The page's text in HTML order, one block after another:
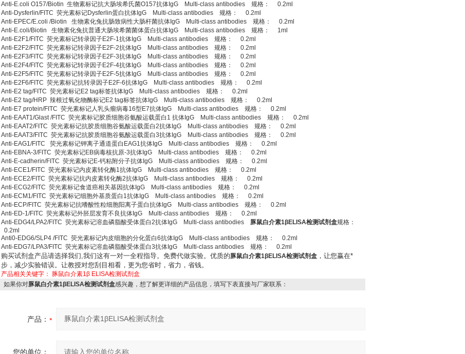
Anti-E.coli O157/Biotin 生物素标记抗大肠埃希氏菌O157抗体IgG Multi-class antibodies 规格： 0.2ml
Anti-Dysferlin/FITC 荧光素标记Dysferlin蛋白抗体IgG Multi-class antibodies 规格： 0.2ml
Anti-EPEC/E.coli /Biotin 生物素化兔抗肠致病性大肠杆菌抗体IgG Multi-class antibodies 规格： 0.2ml
Anti-E.coli/Biotin 生物素化兔抗普通大肠埃希菌菌体蛋白抗体IgG Multi-class antibodies 规格： 1ml
Anti-E2F1/FITC 荧光素标记转录因子E2F-1抗体IgG Multi-class antibodies 规格： 0.2ml
Anti-E2F2/FITC 荧光素标记转录因子E2F-2抗体IgG Multi-class antibodies 规格： 0.2ml
Anti-E2F3/FITC 荧光素标记转录因子E2F-3抗体IgG Multi-class antibodies 规格： 0.2ml
Anti-E2F4/FITC 荧光素标记转录因子E2F-4抗体IgG Multi-class antibodies 规格： 0.2ml
Anti-E2F5/FITC 荧光素标记转录因子E2F-5抗体IgG Multi-class antibodies 规格： 0.2ml
Anti-E2F6/FITC 荧光素标记抗转录因子E2F-6抗体IgG Multi-class antibodies 规格： 0.2ml
Anti-E2 tag/FITC 荧光素标记E2 tag标签抗体IgG Multi-class antibodies 规格： 0.2ml
Anti-E2 tag/HRP 辣根过氧化物酶标记E2 tag标签抗体IgG Multi-class antibodies 规格： 0.2ml
Anti-E7 protein/FITC 荧光素标记人乳头瘤病毒16型E7抗体IgG Multi-class antibodies 规格： 0.2ml
Anti-EAAT1/Glast /FITC 荧光素标记胶质细胞谷氨酸运载蛋白1 抗体IgG Multi-class antibodies 规格： 0.2ml
Anti-EAAT2/FITC 荧光素标记抗胶质细胞谷氨酸运载蛋白2抗体IgG Multi-class antibodies 规格： 0.2ml
Anti-EAAT3/FITC 荧光素标记抗胶质细胞谷氨酸运载蛋白3抗体IgG Multi-class antibodies 规格： 0.2ml
Anti-EAG1/FITC 荧光素标记钾离子通道蛋白EAG1抗体IgG Multi-class antibodies 规格： 0.2ml
Anti-EBNA-3/FITC 荧光素标记EB病毒核抗原-3抗体IgG Multi-class antibodies 规格： 0.2ml
Anti-E-cadherin/FITC 荧光素标记E-钙粘附分子抗体IgG Multi-class antibodies 规格： 0.2ml
Anti-ECE1/FITC 荧光素标记内皮素转化酶1抗体IgG Multi-class antibodies 规格： 0.2ml
Anti-ECE2/FITC 荧光素标记抗内皮素转化酶2抗体IgG Multi-class antibodies 规格： 0.2ml
Anti-ECG2/FITC 荧光素标记食道癌相关基因抗体IgG Multi-class antibodies 规格： 0.2ml
Anti-ECM1/FITC 荧光素标记细胞外基质蛋白1抗体IgG Multi-class antibodies 规格： 0.2ml
Anti-ECP/FITC 荧光素标记抗嗜酸性粒细胞阳离子蛋白抗体IgG Multi-class antibodies 规格： 0.2ml
Anti-ED-1/FITC 荧光素标记外胚层发育不良抗体IgG Multi-class antibodies 规格： 0.2ml
Anti-EDG4/LPA2/FITC 荧光素标记溶血磷脂酸受体蛋白2抗体IgG Multi-class antibodies 豚鼠白介素1βELISA检测试剂盒规格：
0.2ml
Anti0-EDG6/SLP4 /FITC 荧光素标记内皮细胞的分化蛋白6抗体IgG Multi-class antibodies 规格： 0.2ml
Anti-EDG7/LPA3/FITC 荧光素标记溶血磷脂酸受体蛋白3抗体IgG Multi-class antibodies 规格： 0.2ml
购买试剂盒产品请选择我们,我们这有一对一全程指导。免费代做实验。优质的豚鼠白介素1βELISA检测试剂盒 ，让您赢在*
步，减少实验错误。让教授对您刮目相看，更为您省时，省力，省钱。
产品相关关键字： 豚鼠白介素1β ELISA检测试剂盒
如果你对豚鼠白介素1βELISA检测试剂盒感兴趣，想了解更详细的产品信息，填写下表直接与厂家联系：
产品：
您的单位：